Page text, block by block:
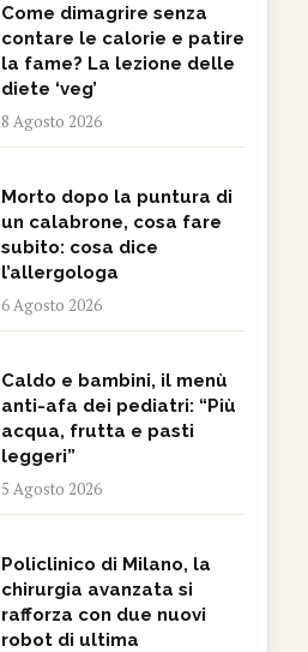
Come dimagrire senza
contare le calorie e patire
la fame? La lezione delle
diete ‘veg’
8 Agosto 2026
Morto dopo la puntura di
un calabrone, cosa fare
subito: cosa dice
l’allergologa
6 Agosto 2026
Caldo e bambini, il menù
anti-afa dei pediatri: “Più
acqua, frutta e pasti
leggeri”
5 Agosto 2026
Policlinico di Milano, la
chirurgia avanzata si
rafforza con due nuovi
robot di ultima